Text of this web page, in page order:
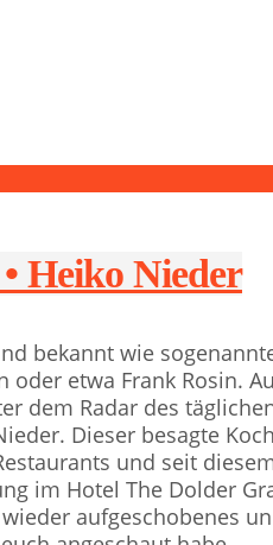
Heiko Nieder
bekannt wie
oder etwa Frank Rosin.
dem Radar des
Dieser besagte
und seit
im Hotel The Dolder
aufgeschobenes